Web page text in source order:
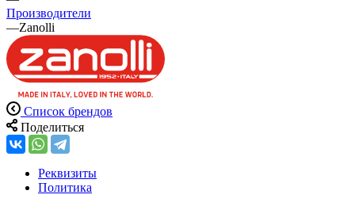
Производители
—Zanolli
Список брендов
Поделиться
Реквизиты
Политика